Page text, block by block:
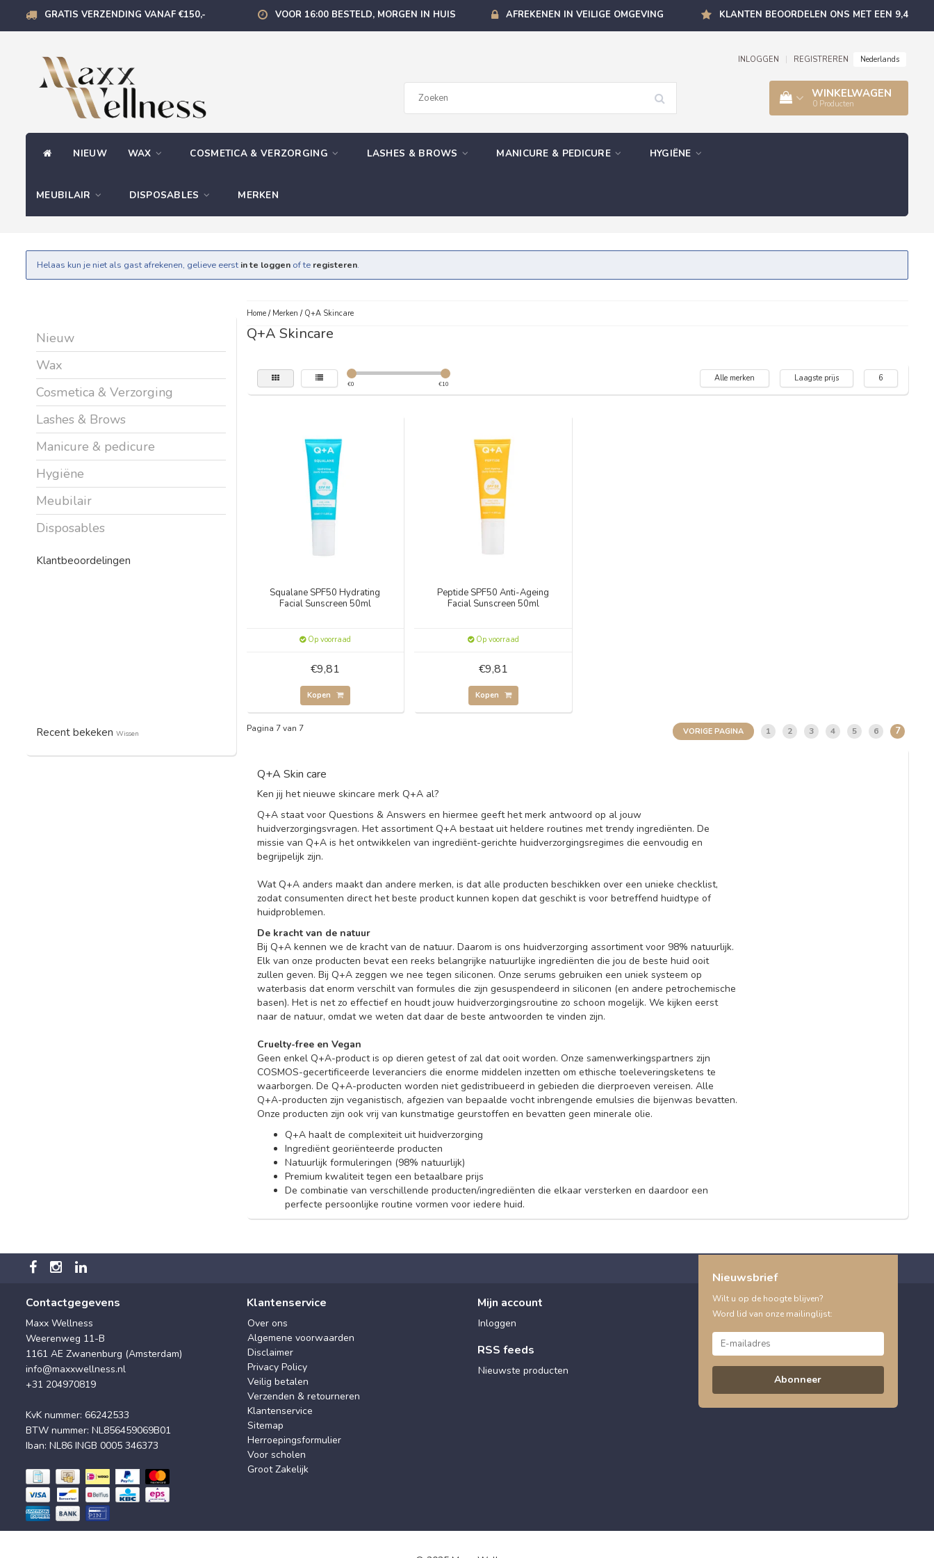
GRATIS VERZENDING VANAF €150,- VOOR 16:00 BESTELD, MORGEN IN HUIS AFREKENEN IN VEILIGE OMGEVING KLANTEN BEOORDELEN ONS MET EEN 9,4
INLOGGEN REGISTREREN Nederlands
WINKELWAGEN
0 Producten
NIEUW WAX COSMETICA & VERZORGING LASHES & BROWS MANICURE & PEDICURE HYGIËNE
MEUBILAIR DISPOSABLES MERKEN
Helaas kun je niet als gast afrekenen, gelieve eerst in te loggen of te registeren.
Nieuw
Wax
Cosmetica & Verzorging
Lashes & Brows
Manicure & pedicure
Hygiëne
Meubilair
Disposables
Klantbeoordelingen
Recent bekeken Wissen
Home/ Merken / Q+A Skincare
Q+A Skincare
€0 €10
Alle merken Laagste prijs 6
Squalane SPF50 Hydrating
Facial Sunscreen 50ml
Op voorraad
€9,81
Kopen
Peptide SPF50 Anti-Ageing
Facial Sunscreen 50ml
Op voorraad
€9,81
Kopen
Pagina 7 van 7 VORIGE PAGINA 1 2 3 4 5 6 7
Q+A Skin care
Ken jij het nieuwe skincare merk Q+A al?
Q+A staat voor Questions & Answers en hiermee geeft het merk antwoord op al jouw
huidverzorgingsvragen. Het assortiment Q+A bestaat uit heldere routines met trendy ingrediënten. De
missie van Q+A is het ontwikkelen van ingrediënt-gerichte huidverzorgingsregimes die eenvoudig en
begrijpelijk zijn.
Wat Q+A anders maakt dan andere merken, is dat alle producten beschikken over een unieke checklist,
zodat consumenten direct het beste product kunnen kopen dat geschikt is voor betreffend huidtype of
huidproblemen.
De kracht van de natuur
Bij Q+A kennen we de kracht van de natuur. Daarom is ons huidverzorging assortiment voor 98% natuurlijk.
Elk van onze producten bevat een reeks belangrijke natuurlijke ingrediënten die jou de beste huid ooit
zullen geven. Bij Q+A zeggen we nee tegen siliconen. Onze serums gebruiken een uniek systeem op
waterbasis dat enorm verschilt van formules die zijn gesuspendeerd in siliconen (en andere petrochemische
basen). Het is net zo effectief en houdt jouw huidverzorgingsroutine zo schoon mogelijk. We kijken eerst
naar de natuur, omdat we weten dat daar de beste antwoorden te vinden zijn.
Cruelty-free en Vegan
Geen enkel Q+A-product is op dieren getest of zal dat ooit worden. Onze samenwerkingspartners zijn
COSMOS-gecertificeerde leveranciers die enorme middelen inzetten om ethische toeleveringsketens te
waarborgen. De Q+A-producten worden niet gedistribueerd in gebieden die dierproeven vereisen. Alle
Q+A-producten zijn veganistisch, afgezien van bepaalde vocht inbrengende emulsies die bijenwas bevatten.
Onze producten zijn ook vrij van kunstmatige geurstoffen en bevatten geen minerale olie.
Q+A haalt de complexiteit uit huidverzorging
Ingrediënt georiënteerde producten
Natuurlijk formuleringen (98% natuurlijk)
Premium kwaliteit tegen een betaalbare prijs
De combinatie van verschillende producten/ingrediënten die elkaar versterken en daardoor een
perfecte persoonlijke routine vormen voor iedere huid.
Contactgegevens
Maxx Wellness
Weerenweg 11-B
1161 AE Zwanenburg (Amsterdam)
info@maxxwellness.nl
+31 204970819
KvK nummer: 66242533
BTW nummer: NL856459069B01
Iban: NL86 INGB 0005 346373
Klantenservice
Over ons
Algemene voorwaarden
Disclaimer
Privacy Policy
Veilig betalen
Verzenden & retourneren
Klantenservice
Sitemap
Herroepingsformulier
Voor scholen
Groot Zakelijk
Mijn account
Inloggen
RSS feeds
Nieuwste producten
Nieuwsbrief
Wilt u op de hoogte blijven?
Word lid van onze mailinglijst:
Abonneer